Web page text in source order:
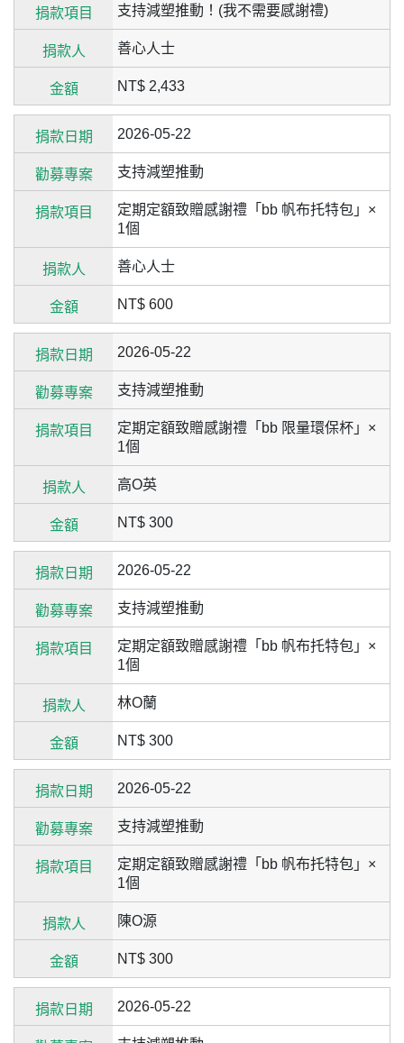
支持減塑推動！(我不需要感謝禮)
善心人士
NT$ 2,433
2026-05-22
支持減塑推動
定期定額致贈感謝禮「bb 帆布托特包」×
1個
善心人士
NT$ 600
2026-05-22
支持減塑推動
定期定額致贈感謝禮「bb 限量環保杯」×
1個
高O英
NT$ 300
2026-05-22
支持減塑推動
定期定額致贈感謝禮「bb 帆布托特包」×
1個
林O蘭
NT$ 300
2026-05-22
支持減塑推動
定期定額致贈感謝禮「bb 帆布托特包」×
1個
陳O源
NT$ 300
2026-05-22